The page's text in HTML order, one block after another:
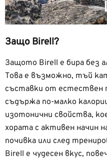
Защо Birell?
Защото Birell e бира без
Това е възможно, тъй
съставки от естествен
съдържа по-малко
изотонични свойства,
хората с активен начин
почивка или след
Birell e чудесен вкус,